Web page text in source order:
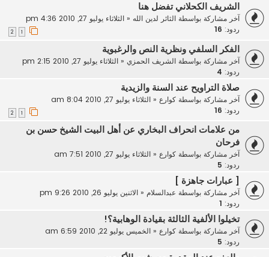
الشريف الكحلاني تفضل هنا
آخر مشاركة بواسطة الثائر لدين الله« الثلاثاء يوليو 27, 2010 4:36 pm
ردود: 16
الفكر السلفي ونظرية النص والرغبوية
آخر مشاركة بواسطة الشريف الحمزي« الثلاثاء يوليو 27, 2010 2:15 pm
ردود: 4
صلاة التراويح عند السنة والزيدية
آخر مشاركة بواسطة كوارع« الثلاثاء يوليو 27, 2010 8:04 am
ردود: 16
من علامات انحراف البخاري عن أهل البيت الشيخ حسن بن
فرحان
آخر مشاركة بواسطة كوارع« الثلاثاء يوليو 27, 2010 7:51 am
ردود: 5
[ عبارات جاهزة ]
آخر مشاركة بواسطة عبدالسلام« الاثنين يوليو 26, 2010 9:26 pm
ردود:
تخيلوا الألفية الثالثة بقيادة الوهابية؟!
آخر مشاركة بواسطة كوارع« الخميس يوليو 22, 2010 6:59 am
ردود: 5